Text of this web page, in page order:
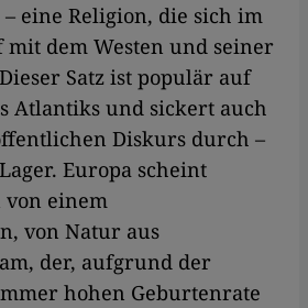
eine Religion, die sich im
mit dem Westen und seiner
Satz ist populär auf
Atlantiks und sickert auch
Diskurs durch –
Europa scheint
von einem
von Natur aus
der, aufgrund der
hohen Geburtenrate